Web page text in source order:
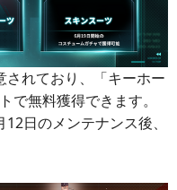
されており、「キーホー
で無料獲得できます。
日のメンテナンス後、